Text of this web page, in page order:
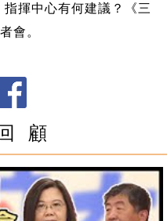
揮中心有何建議？《三
會。
顧